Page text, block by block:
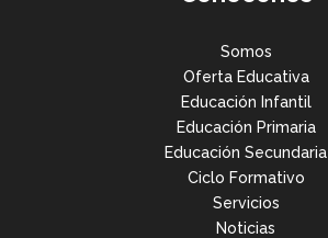
Somos
Oferta Educativa
Educación Infantil
Educación Primaria
Educación Secundaria
Ciclo Formativo
Servicios
Noticias